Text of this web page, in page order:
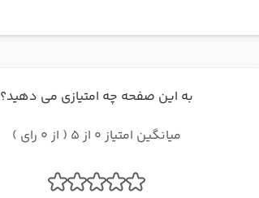
به این صفحه چه امتیازی می دهید؟
میانگین امتیاز 0 از 5 ( از 0 رای )